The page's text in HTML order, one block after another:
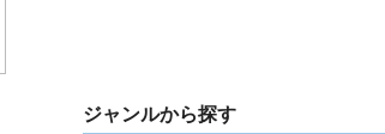
ジャンルから探す